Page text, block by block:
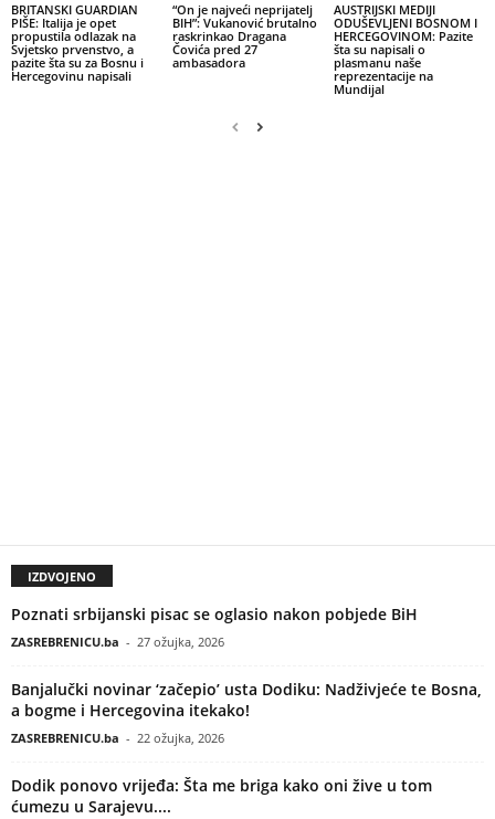
BRITANSKI GUARDIAN
PIŠE: Italija je opet
propustila odlazak na
Svjetsko prvenstvo, a
pazite šta su za Bosnu i
Hercegovinu napisali
“On je najveći neprijatelj
BIH”: Vukanović brutalno
raskrinkao Dragana
Čovića pred 27
ambasadora
AUSTRIJSKI MEDIJI
ODUŠEVLJENI BOSNOM I
HERCEGOVINOM: Pazite
šta su napisali o
plasmanu naše
reprezentacije na
Mundijal
IZDVOJENO
Poznati srbijanski pisac se oglasio nakon pobjede BiH
ZASREBRENICU.ba - 27 ožujka, 2026
Banjalučki novinar ‘začepio’ usta Dodiku: Nadživjeće te Bosna,
a bogme i Hercegovina itekako!
ZASREBRENICU.ba - 22 ožujka, 2026
Dodik ponovo vrijeđa: Šta me briga kako oni žive u tom
ćumezu u Sarajevu....